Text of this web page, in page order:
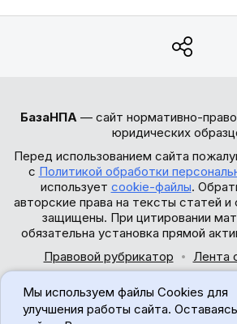
БазаНПА — сайт нормативно-
юридических
Перед использованием сайта
с Политикой обработки
использует cookie-файлы.
авторские права на тексты статей
защищены. При цитировании
обязательна установка прямой
Правовой рубрикатор
Лента
© 2017-2026
Мы используем файлы Cookies для
улучшения работы сайта.